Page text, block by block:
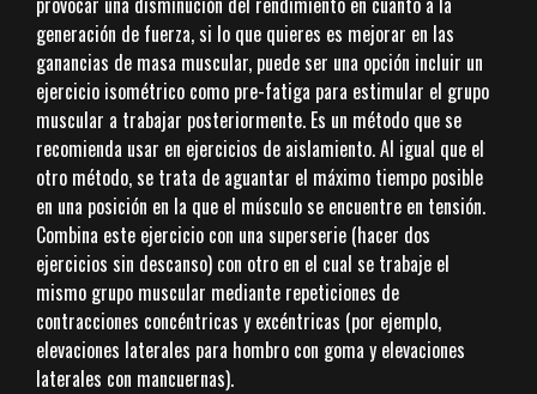
generación de fuerza, si lo que quieres es mejorar en las
ganancias de masa muscular, puede ser una opción incluir un
ejercicio isométrico como pre-fatiga para estimular el grupo
muscular a trabajar posteriormente. Es un método que se
recomienda usar en ejercicios de aislamiento. Al igual que el
otro método, se trata de aguantar el máximo tiempo posible
en una posición en la que el músculo se encuentre en tensión.
Combina este ejercicio con una superserie (hacer dos
ejercicios sin descanso) con otro en el cual se trabaje el
mismo grupo muscular mediante repeticiones de
contracciones concéntricas y excéntricas (por ejemplo,
elevaciones laterales para hombro con goma y elevaciones
laterales con mancuernas).